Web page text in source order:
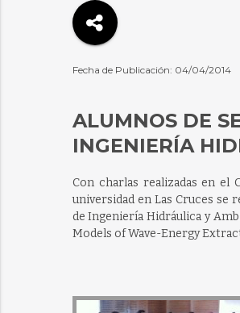
Fecha de Publicación: 04/04/2014
ALUMNOS DE
INGENIERÍA
Con charlas realizadas en el
universidad en Las Cruces se
de Ingeniería Hidráulica y
Models of Wave-Energy